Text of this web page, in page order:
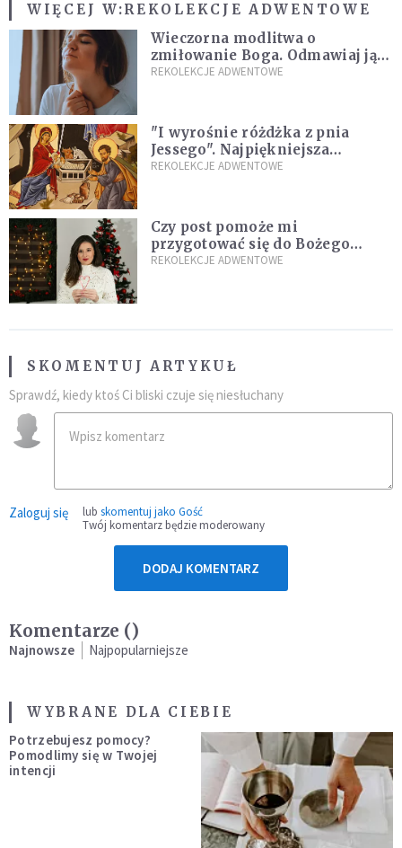
WIĘCEJ W:REKOLEKCJE ADWENTOWE
Wieczorna modlitwa o
zmiłowanie Boga. Odmawiaj ją,
gdy jest ci w życiu źle
REKOLEKCJE ADWENTOWE
"I wyrośnie różdżka z pnia
Jessego". Najpiękniejsza
zapowiedź Mesjasza w Piśmie
REKOLEKCJE ADWENTOWE
Czy post pomoże mi
przygotować się do Bożego
Narodzenia? Jezuita: to zależy
REKOLEKCJE ADWENTOWE
SKOMENTUJ ARTYKUŁ
Sprawdź, kiedy ktoś Ci bliski czuje się niesłuchany
Zaloguj się lub skomentuj jako Gość
Twój komentarz będzie moderowany
DODAJ KOMENTARZ
Komentarze ()
Najnowsze Najpopularniejsze
WYBRANE DLA CIEBIE
Potrzebujesz pomocy?
Pomodlimy się w Twojej
intencji